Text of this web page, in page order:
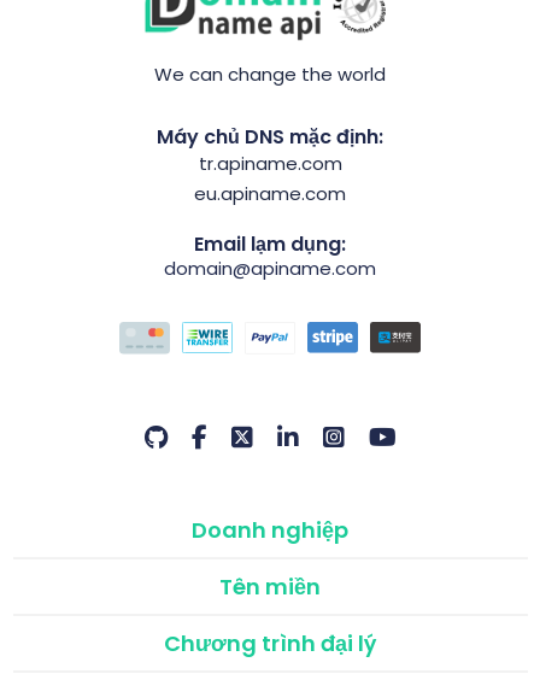
We can change the world
Máy chủ DNS mặc định:
tr.apiname.com
eu.apiname.com
Email lạm dụng:
domain@apiname.com
Doanh nghiệp
Tên miền
Chương trình đại lý